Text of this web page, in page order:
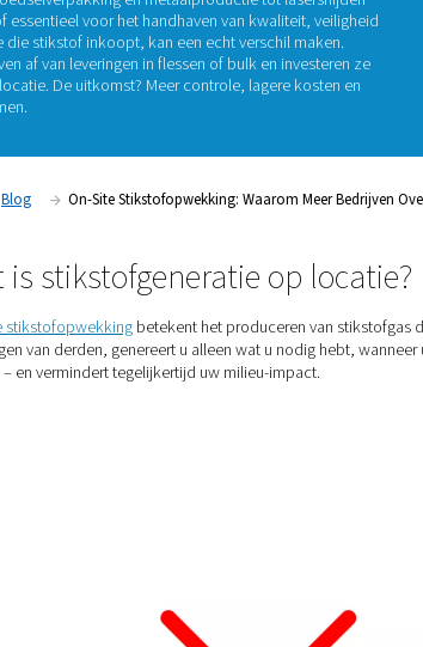
– van voedselverpakking en metaalproductie tot
hoe je die stikstof inkoopt, kan een echt
bedrijven af van leveringen in flessen of bulk en
op locatie. De uitkomst? Meer controle,
Blog On-Site Stikstofopwekking:
betekent het
leveringen van derden, genereert u alleen